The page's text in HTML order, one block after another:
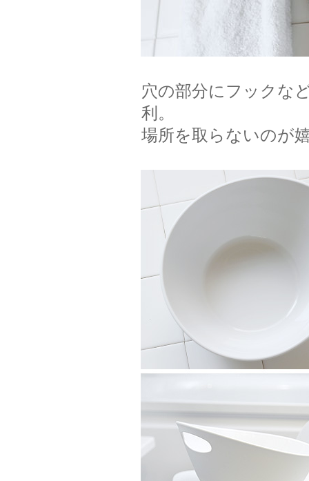
穴の部分にフックな
利。
場所を取らないのが